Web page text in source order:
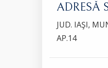
ADRESĂ
JUD. IAŞI,
AP.14